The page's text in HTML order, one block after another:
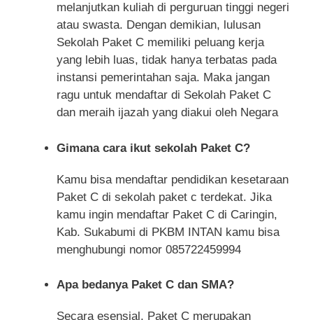
melanjutkan kuliah di perguruan tinggi negeri
atau swasta. Dengan demikian, lulusan
Sekolah Paket C memiliki peluang kerja
yang lebih luas, tidak hanya terbatas pada
instansi pemerintahan saja. Maka jangan
ragu untuk mendaftar di Sekolah Paket C
dan meraih ijazah yang diakui oleh Negara
Gimana cara ikut sekolah Paket C?
Kamu bisa mendaftar pendidikan kesetaraan
Paket C di sekolah paket c terdekat. Jika
kamu ingin mendaftar Paket C di Caringin,
Kab. Sukabumi di PKBM INTAN kamu bisa
menghubungi nomor 085722459994
Apa bedanya Paket C dan SMA?
Secara esensial, Paket C merupakan